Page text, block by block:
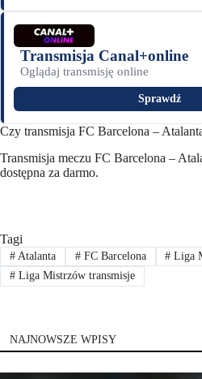
Transmisja Canal+online
Oglądaj transmisję online
Sprawdź
Czy transmisja FC Barcelona –
Transmisja meczu FC Barcelona –
dostępna za darmo.
Tagi
#Atalanta #FC Barcelona # Liga
#Liga Mistrzów transmisje
NAJNOWSZE WPISY